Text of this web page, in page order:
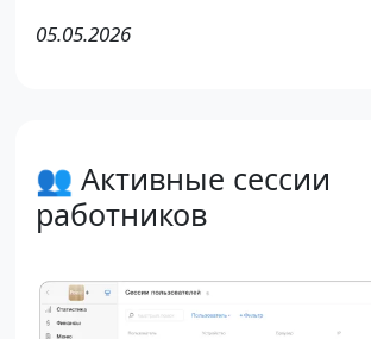
05.05.2026
👥 Активные сессии
работников